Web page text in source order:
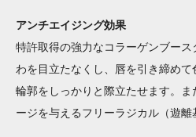
アンチエイジング効果
特許取得の強力なコラーゲンブー
わを目立たなくし、唇を引き締め
輪郭をしっかりと際立たせます。
ージを与えるフリーラジカル（遊離